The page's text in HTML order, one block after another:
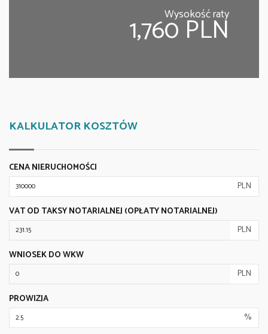
Wysokość raty
1,760 PLN
KALKULATOR KOSZTÓW
CENA NIERUCHOMOŚCI
PLN
VAT OD TAKSY NOTARIALNEJ (OPŁATY NOTARIALNEJ)
PLN
WNIOSEK DO WKW
PLN
PROWIZJA
%